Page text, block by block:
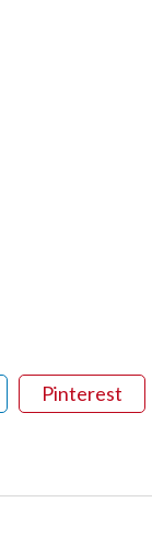
Pinterest